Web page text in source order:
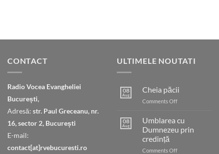
CONTACT
Radio Vocea Evangheliei
București,
Adresă: str. Paul Greceanu, nr.
16, sector 2, București
E-mail:
contact[at]rvebucuresti.ro
ULTIMELE NOUTATI
08
Aug
Cheia păcii
Comments Offon
08
Aug
Umblarea cu
Dumnezeu prin
credință
Comments Offon